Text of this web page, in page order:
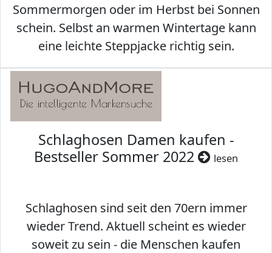
Sommermorgen oder im Herbst bei Sonnen
schein. Selbst an warmen Wintertage kann
eine leichte Steppjacke richtig sein.
Schlaghosen Damen kaufen -
Bestseller Sommer 2022
lesen
Schlaghosen sind seit den 70ern immer
wieder Trend. Aktuell scheint es wieder
soweit zu sein - die Menschen kaufen